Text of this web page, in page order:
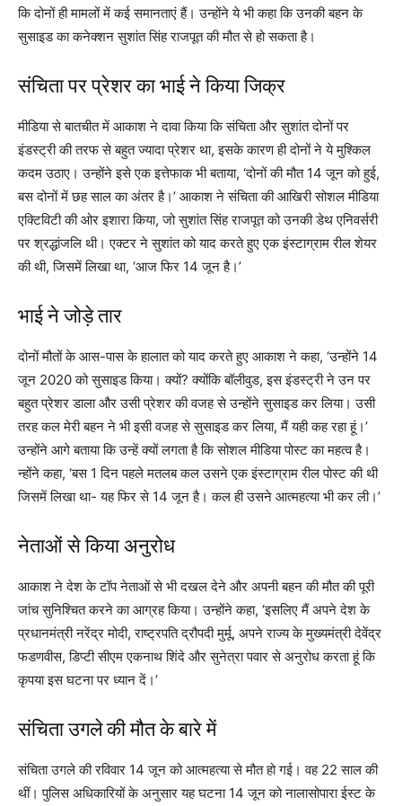
कि दोनों ही मामलों में कई समानताएं हैं। उन्होंने ये भी कहा कि उनकी बहन के
सुसाइड का कनेक्शन सुशांत सिंह राजपूत की मौत से हो सकता है।
संचिता पर प्रेशर का भाई ने किया जिक्र
मीडिया ​​से बातचीत में आकाश ने दावा किया कि संचिता और सुशांत दोनों पर
इंडस्ट्री की तरफ से बहुत ज्यादा प्रेशर था, इसके कारण ही दोनों ने ये मुश्किल
कदम उठाए। उन्होंने इसे एक इत्तेफाक भी बताया, ‘दोनों की मौत 14 जून को हुई,
बस दोनों में छह साल का अंतर है।’ आकाश ने संचिता की आखिरी सोशल मीडिया
एक्टिविटी की ओर इशारा किया, जो सुशांत सिंह राजपूत को उनकी डेथ एनिवर्सरी
पर श्रद्धांजलि थी। एक्टर ने सुशांत को याद करते हुए एक इंस्टाग्राम रील शेयर
की थी, जिसमें लिखा था, ‘आज फिर 14 जून है।’
भाई ने जोड़े तार
दोनों मौतों के आस-पास के हालात को याद करते हुए आकाश ने कहा, ‘उन्होंने 14
जून 2020 को सुसाइड किया। क्यों? क्योंकि बॉलीवुड, इस इंडस्ट्री ने उन पर
बहुत प्रेशर डाला और उसी प्रेशर की वजह से उन्होंने सुसाइड कर लिया। उसी
तरह कल मेरी बहन ने भी इसी वजह से सुसाइड कर लिया, मैं यही कह रहा हूं।’
उन्होंने आगे बताया कि उन्हें क्यों लगता है कि सोशल मीडिया पोस्ट का महत्व है।
न्होंने कहा, ‘बस 1 दिन पहले मतलब कल उसने एक इंस्टाग्राम रील पोस्ट की थी
जिसमें लिखा था- यह फिर से 14 जून है। कल ही उसने आत्महत्या भी कर ली।’
नेताओं से किया अनुरोध
आकाश ने देश के टॉप नेताओं से भी दखल देने और अपनी बहन की मौत की पूरी
जांच सुनिश्चित करने का आग्रह किया। उन्होंने कहा, ‘इसलिए मैं अपने देश के
प्रधानमंत्री नरेंद्र मोदी, राष्ट्रपति द्रौपदी मुर्मू, अपने राज्य के मुख्यमंत्री देवेंद्र
फडणवीस, डिप्टी सीएम एकनाथ शिंदे और सुनेत्रा पवार से अनुरोध करता हूं कि
कृपया इस घटना पर ध्यान दें।’
संचिता उगले की मौत के बारे में
संचिता उगले की रविवार 14 जून को आत्महत्या से मौत हो गई। वह 22 साल की
थीं। पुलिस अधिकारियों के अनुसार यह घटना 14 जून को नालासोपारा ईस्ट के